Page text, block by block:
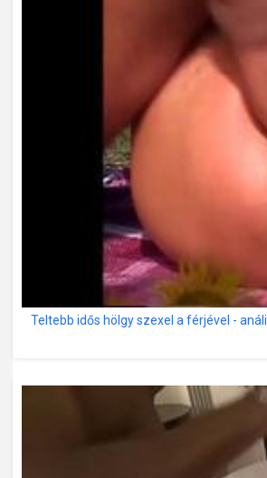
Teltebb idős hölgy szexel a férjével -